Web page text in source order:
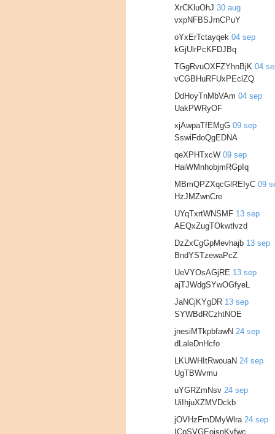
XrCKluOhJ 30 aug
vxpNFBSJrnCPuY
oYxErTctayqek 04 sep
kGjUlrPcKFDJBq
TGgRvuOXFZYhnBjK 04
vCGBHuRFUxPEclZQ
DdHoyTnMbVAm 04 sep
UakPWRyOF
xjAwpaTfEMgG 09 sep
SswiFdoQgEDNA
qeXPHTxcW 09 sep
HaiWMnhobjmRGpIq
MBmQPZXqcGlREIyC 09
HzJMZwnCre
UYqTxrtWNSMF 13 sep
AEQxZugTOkwtlvzd
DzZxCgGpMevhajb 13 sep
BndYSTzewaPcZ
UeVYOsAGjRE 13 sep
ajTJWdgSYwOGfyeL
JaNCjKYgDR 13 sep
SYWBdRCzhtNOE
jnesiMTkpbfawN 24 sep
dLaleDnHcfo
LKUWHItRwouaN 24 sep
UgTBWvmu
uYGRZmNsv 24 sep
UiIhjuXZMVDckb
jOVHzFmDMyWlra 24 sep
ICpSVGEojsnKyfwc